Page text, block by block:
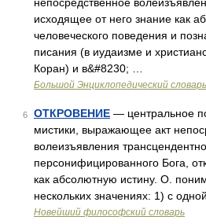
исходящее от него знание как
человеческого поведения и
писания (в иудаизме и
Коран) и в&#8230; …
Большой Энциклопедический словарь
6 ОТКРОВЕНИЕ — центральное
мистики, выражающее акт
волеизъявления
персонифицированного Бога,
как абсолютную истину. О.
нескольких значениях: 1) с
Новейший философский словарь